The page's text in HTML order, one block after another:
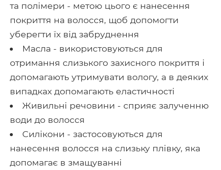
та полімери - метою цього є нанесення
покриття на волосся, щоб допомогти
уберегти їх від забруднення
Масла - використовуються для
отримання слизького захисного покриття і
допомагають утримувати вологу, а в деяких
випадках допомагають еластичності
Живильні речовини - сприяє залученню
води до волосся
Силікони - застосовуються для
нанесення волосся на слизьку плівку, яка
допомагає в змащуванні